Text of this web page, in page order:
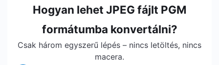
Hogyan lehet JPEG fájlt PGM
formátumba konvertálni?
Csak három egyszerű lépés – nincs letöltés, nincs
macera.